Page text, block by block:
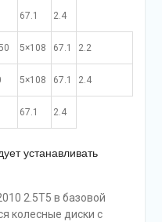
67.1 2.4
5×108 67.1 2.2
5×108 67.1 2.4
67.1 2.4
устанавливать
2.5T5 в базовой
колесные диски с